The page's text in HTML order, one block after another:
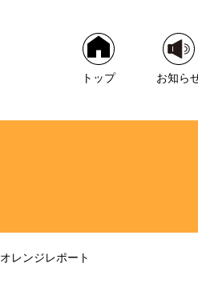
トップ お知ら
オレンジレポート